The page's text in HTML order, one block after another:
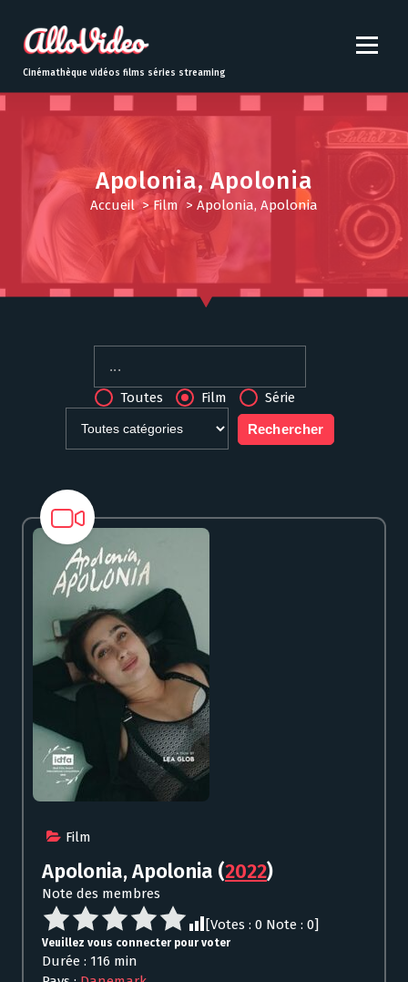
t
o
Cinémathèque vidéos films séries streaming
Apolonia, Apolonia
Accueil>Film> Apolonia, Apolonia
Toutes Film Série
Film
Apolonia, Apolonia (2022)
Note des membres
[Votes : 0 Note : 0]
Veuillez vous connecter pour voter
Durée : 116 min